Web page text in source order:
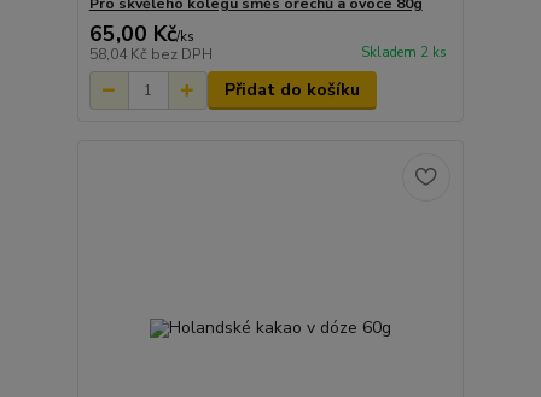
Pro skvělého kolegu směs ořechů a ovoce 80g
65,00 Kč/ks
58,04 Kč bez DPH Skladem 2 ks
Přidat do košíku